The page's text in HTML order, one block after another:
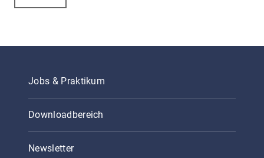
Jobs & Praktikum
Downloadbereich
Newsletter